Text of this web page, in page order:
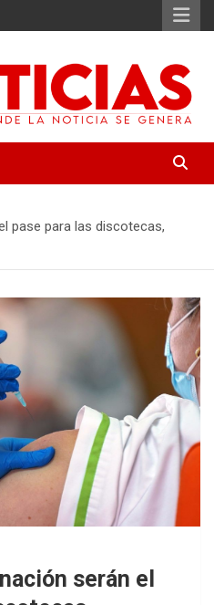
pase para las discotecas,
serán el